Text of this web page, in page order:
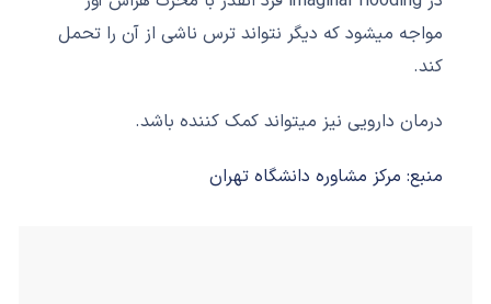
مواجه میشود که دیگر نتواند ترس ناشی از آن را تحمل
کند.
درمان دارویی نیز میتواند کمک کننده باشد.
منبع: مرکز مشاوره دانشگاه تهران